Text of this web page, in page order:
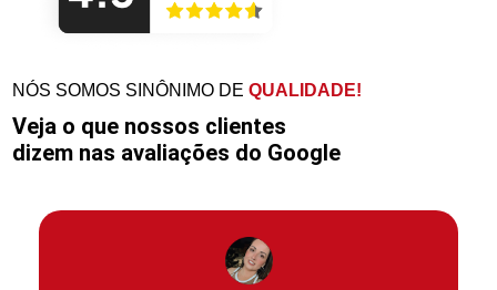
NÓS SOMOS SINÔNIMO DEQUALIDADE!
Veja o que nossos clientes
dizem nas avaliações do Google